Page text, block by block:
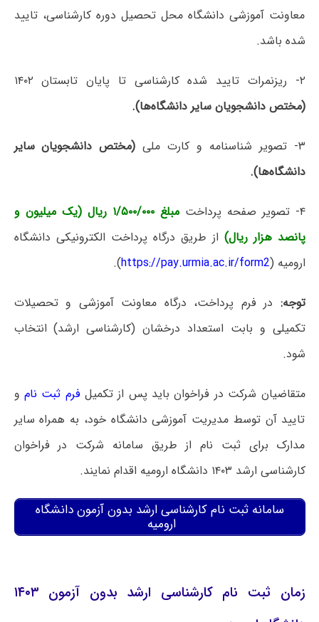
معاونت آموزشی دانشگاه محل تحصیل دوره کارشناسی، تایید
شده باشد.
۲- ریزنمرات تایید شده کارشناسی تا پایان تابستان ۱۴۰۲
(مختص دانشجویان سایر دانشگاه‌ها).
۳- تصویر شناسنامه و کارت ملی
(مختص دانشجویان سایر
دانشگاه‌ها).
۴- تصویر صفحه پرداخت
مبلغ ۱/۵۰۰/۰۰۰ ریال (یک میلیون و
پانصد هزار ریال) از طریق درگاه پرداخت الکترونیکی دانشگاه
ارومیه (https://pay.urmia.ac.ir/form2
).
توجه: در فرم پرداخت، درگاه معاونت آموزشی و تحصیلات
تکمیلی و بابت استعداد درخشان (کارشناسی ارشد) انتخاب
شود.
متقاضیان شرکت در فراخوان باید پس از تکمیلفرم ثبت نام و
تایید آن توسط مدیریت آموزشی دانشگاه خود، به همراه سایر
مدارک برای ثبت نام از طریق سامانه شرکت در فراخوان
کارشناسی ارشد ۱۴۰۳ دانشگاه ارومیه اقدام نمایند.
سامانه ثبت نام کارشناسی ارشد بدون آزمون دانشگاه
ارومیه
زمان ثبت نام کارشناسی ارشد بدون آزمون ۱۴۰۳